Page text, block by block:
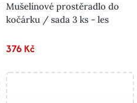
Mušelínové prostěradlo do
kočárku / sada 3 ks - les
376 Kč